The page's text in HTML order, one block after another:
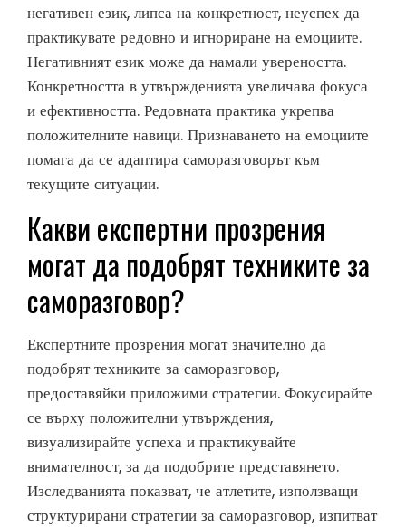
негативен език, липса на конкретност, неуспех да
практикувате редовно и игнориране на емоциите.
Негативният език може да намали увереността.
Конкретността в утвържденията увеличава фокуса
и ефективността. Редовната практика укрепва
положителните навици. Признаването на емоциите
помага да се адаптира саморазговорът към
текущите ситуации.
Какви експертни прозрения
могат да подобрят техниките за
саморазговор?
Експертните прозрения могат значително да
подобрят техниките за саморазговор,
предоставяйки приложими стратегии. Фокусирайте
се върху положителни утвърждения,
визуализирайте успеха и практикувайте
внимателност, за да подобрите представянето.
Изследванията показват, че атлетите, използващи
структурирани стратегии за саморазговор, изпитват